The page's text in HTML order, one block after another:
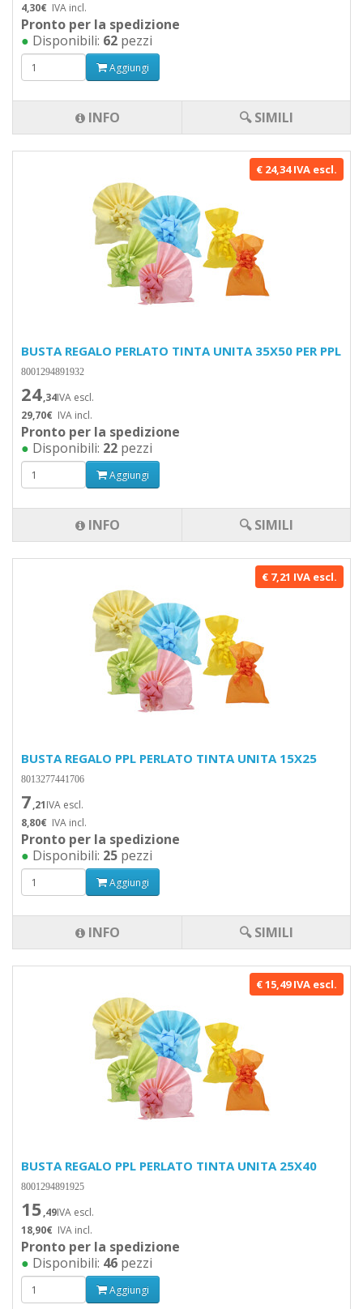
4,30€ IVA incl.
Pronto per la spedizione
● Disponibili: 62 pezzi
Aggiungi
INFO 🔍 SIMILI
€ 24,34 IVA escl.
BUSTA REGALO PERLATO TINTA UNITA 35X50 PER PPL
8001294891932
24,34IVA escl.
29,70€ IVA incl.
Pronto per la spedizione
● Disponibili: 22 pezzi
Aggiungi
INFO 🔍 SIMILI
€ 7,21 IVA escl.
BUSTA REGALO PPL PERLATO TINTA UNITA 15X25
8013277441706
7,21IVA escl.
8,80€ IVA incl.
Pronto per la spedizione
● Disponibili: 25 pezzi
Aggiungi
INFO 🔍 SIMILI
€ 15,49 IVA escl.
BUSTA REGALO PPL PERLATO TINTA UNITA 25X40
8001294891925
15,49IVA escl.
18,90€ IVA incl.
Pronto per la spedizione
● Disponibili: 46 pezzi
Aggiungi